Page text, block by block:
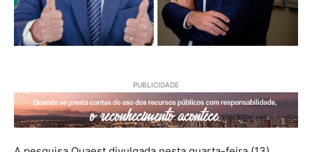
PUBLICIDADE